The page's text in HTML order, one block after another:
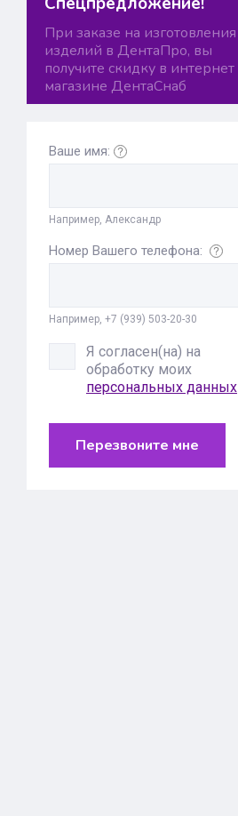
При заказе на изготовления
изделий в ДентаПро, вы
получите скидку в интернет
магазине ДентаСнаб
Ваше имя:
Например, Александр
Номер Вашего телефона:
Например, +7 (939) 503-20-30
Я согласен(на) на
обработку моих
персональных данных
Перезвоните мне